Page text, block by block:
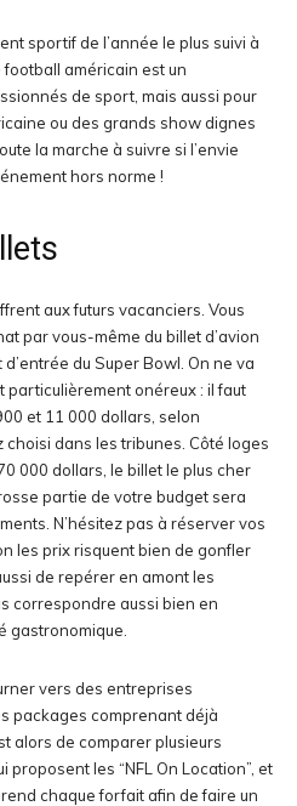
sportif de l’année le plus suivi à
américain est un
de sport, mais aussi pour
ou des grands show dignes
la marche à suivre si l’envie
hors norme !
aux futurs vacanciers. Vous
par vous-même du billet d’avion
du Super Bowl. On ne va
particulièrement onéreux : il faut
et 11 000 dollars, selon
choisi dans les tribunes. Côté loges
000 dollars, le billet le plus cher
partie de votre budget sera
N’hésitez pas à réserver vos
les prix risquent bien de gonfler
de repérer en amont les
correspondre aussi bien en
gastronomique.
vers des entreprises
packages comprenant déjà
alors de comparer plusieurs
les “NFL On Location”, et
chaque forfait afin de faire un